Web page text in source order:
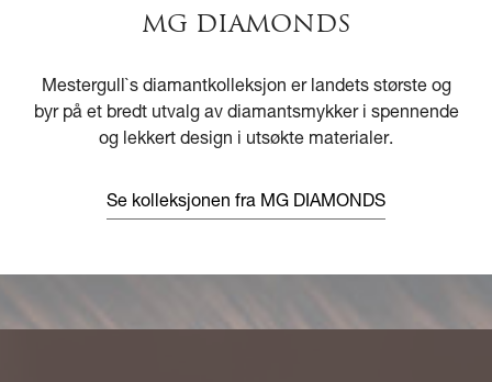
MG DIAMONDS
Mestergull`s diamantkolleksjon er landets største og
byr på et bredt utvalg av diamantsmykker i spennende
og lekkert design i utsøkte materialer.
Se kolleksjonen fra MG DIAMONDS